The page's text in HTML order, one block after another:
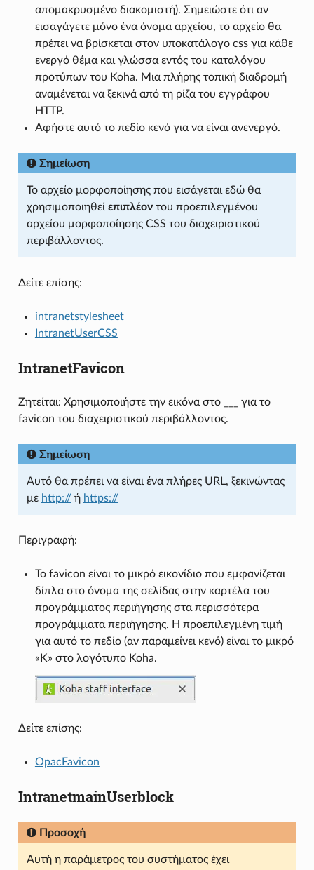
απομακρυσμένο διακομιστή). Σημειώστε ότι αν
εισαγάγετε μόνο ένα όνομα αρχείου, το αρχείο θα
πρέπει να βρίσκεται στον υποκατάλογο css για κάθε
ενεργό θέμα και γλώσσα εντός του καταλόγου
προτύπων του Koha. Μια πλήρης τοπική διαδρομή
αναμένεται να ξεκινά από τη ρίζα του εγγράφου
HTTP.
Αφήστε αυτό το πεδίο κενό για να είναι ανενεργό.
Σημείωση
Το αρχείο μορφοποίησης που εισάγεται εδώ θα
χρησιμοποιηθείεπιπλέοντου προεπιλεγμένου
αρχείου μορφοποίησης CSS του διαχειριστικού
περιβάλλοντος.
Δείτε επίσης:
intranetstylesheet
IntranetUserCSS
IntranetFavicon
Ζητείται: Χρησιμοποιήστε την εικόνα στο ___ για το
favicon του διαχειριστικού περιβάλλοντος.
Σημείωση
Αυτό θα πρέπει να είναι ένα πλήρες URL, ξεκινώντας
με http://ή https://
Περιγραφή:
Το favicon είναι το μικρό εικονίδιο που εμφανίζεται
δίπλα στο όνομα της σελίδας στην καρτέλα του
προγράμματος περιήγησης στα περισσότερα
προγράμματα περιήγησης. Η προεπιλεγμένη τιμή
για αυτό το πεδίο (αν παραμείνει κενό) είναι το μικρό
«Κ» στο λογότυπο Koha.
Δείτε επίσης:
OpacFavicon
IntranetmainUserblock
Προσοχή
Αυτή η παράμετρος του συστήματος έχει